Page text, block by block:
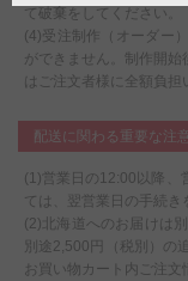
て破棄をしてください。
(4)受注制作（オーダー
ができません。制作開
はご注文者様に全額負担
配送に関わる重要な注
(1)営業日の12:00以降、
ては、翌営業日の手続き
(2)北海道へのお届けは
別途2,500円（税別）の
お買い物カート内ご注